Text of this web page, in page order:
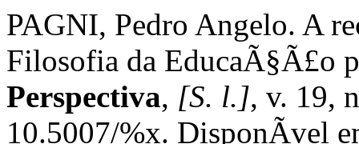
PAGNI, Pedro Angelo. A
Filosofia da EducaÃ§Ã£o
Perspectiva, [S. l.], v. 19,
10.5007/%x. DisponÃ­vel